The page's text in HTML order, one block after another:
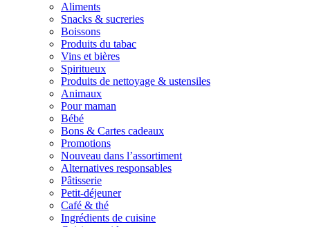
Aliments
Snacks & sucreries
Boissons
Produits du tabac
Vins et bières
Spiritueux
Produits de nettoyage & ustensiles
Animaux
Pour maman
Bébé
Bons & Cartes cadeaux
Promotions
Nouveau dans l’assortiment
Alternatives responsables
Pâtisserie
Petit-déjeuner
Café & thé
Ingrédients de cuisine